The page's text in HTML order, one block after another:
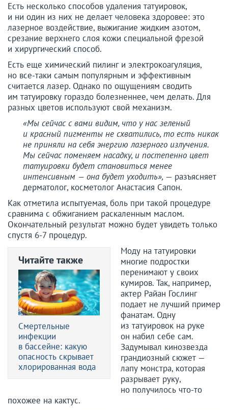
Есть несколько способов удаления татуировок,
и ни один из них не делает человека здоровее: это
лазерное воздействие, выжигание жидким азотом,
срезание верхнего слоя кожи специальной фрезой
и хирургический способ.
Есть еще химический пилинг и электрокоагуляция,
но все-таки самым популярным и эффективным
считается лазер. Однако по ощущениям сводить
им татуировку гораздо болезненнее, чем делать. Для
разных цветов используют свой механизм.
«Мы сейчас с вами видим, что у нас зеленый
и красный пигменты не схватились, то есть никак
не приняли на себя энергию лазерного излучения.
Мы сейчас поменяем насадку, и постепенно цвет
татуировки будет становиться менее
интенсивным — она будет уходить», — разъясняет
дерматолог, косметолог Анастасия Сапон.
Как отметила испытуемая, боль при такой процедуре
сравнима с обжиганием раскаленным маслом.
Окончательный результат можно будет увидеть только
спустя 6-7 процедур.
Читайте также
Смертельные
инфекции
в бассейне: какую
опасность скрывает
хлорированная вода
Моду на татуировки
многие подростки
перенимают у своих
кумиров. Так, например,
актер Райан Гослинг
подает не лучший пример
фанатам. Одну
из татуировок на руке
он набил себе сам.
Задумывал кинозвезда
грандиозный сюжет —
лапу монстра, которая
разрывает руку,
но получилось что-то
похожее на кактус.